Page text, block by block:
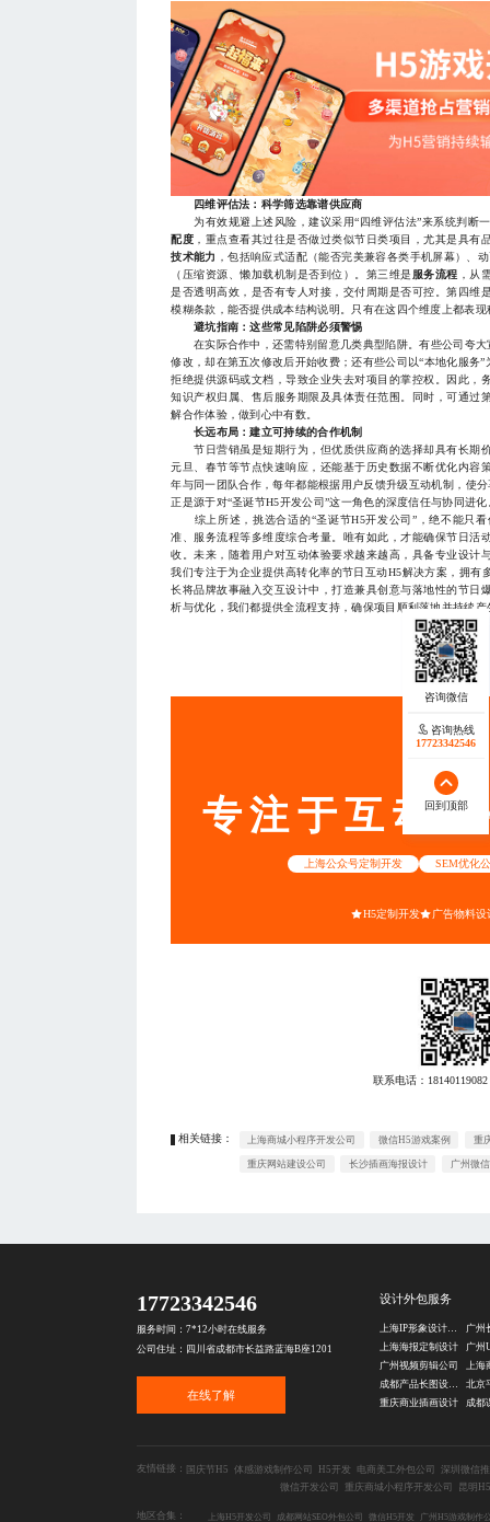
四维评估法：科学筛选靠谱供应商
为有效规避上述风险，建议采用“四维评估法”来系统判断
配度 ，重点查看其过往是否做过类似节日类项目，尤其是具
技术能力
，包括响应式适配（能否完美兼容各类手机屏幕）、
（压缩资源、懒加载机制是否到位）。第三维是 服务流程 ，从
是否透明高效，是否有专人对接，交付周期是否可控。第四维
模糊条款，能否提供成本结构说明。只有在这四个维度上都表
避坑指南：这些常见陷阱必须警惕
在实际合作中，还需特别留意几类典型陷阱。有些公司夸大
修改，却在第五次修改后开始收费；还有些公司以“本地化服务
拒绝提供源码或文档，导致企业失去对项目的掌控权。因此，
知识产权归属、售后服务期限及具体责任范围。同时，可通过
解合作体验，做到心中有数。
长远布局：建立可持续的合作机制
节日营销虽是短期行为，但优质供应商的选择却具有长期
元旦、春节等节点快速响应，还能基于历史数据不断优化内容
年与同一团队合作，每年都能根据用户反馈升级互动机制，使
正是源于对“圣诞节H5开发公司”这一角色的深度信任与协同进化
综上所述，挑选合适的“圣诞节H5开发公司”，绝不能只看
准、服务流程等多维度综合考量。唯有如此，才能确保节日活
收。未来，随着用户对互动体验要求越来越高，具备专业设计
我们专注于为企业提供高转化率的节日互动H5解决方案，拥
长将品牌故事融入交互设计中，打造兼具创意与落地性的节日
析与优化，我们都提供全流程支持，确保项目顺利落地并持续产
— THE
服务
专注于互动
上海公众号定制开发 SEM优化
H5定制开发 广告物料设
联系电话： 18140119082
相关链接： 上海商城小程序开发公司 微信H5游戏案例 重
重庆网站建设公司 长沙插画海报设计 广州微
咨询热线
18140119082
回到顶部
咨询热线
17723342546
回到顶部
17723342546
服务时间：7*12小时在线服务
公司住址：四川省成都市长益路蓝海B座1201
在线了解
设计外包服务
上海IP形象设计公司
广州
上海海报定制设计
广州
广州视频剪辑公司
上
成都产品长图设计公司
重庆商业插画设计
友情链接： 国庆节H5 体感游戏制作公司 H5开发 电商美工外包公司
深圳微信
微信开发公司
重庆商城小程序开发公司 昆明
地区合集： 上海H5开发公司 成都网站SEO外包公司 微信H5开发 广州H5游戏制作